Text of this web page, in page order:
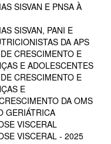
SISVAN E PNSA À
SISVAN, PANI E
DA APS
CRESCIMENTO E
E ADOLESCENTES
CRESCIMENTO E
E
DA OMS
GERIÁTRICA
VISCERAL
VISCERAL - 2025